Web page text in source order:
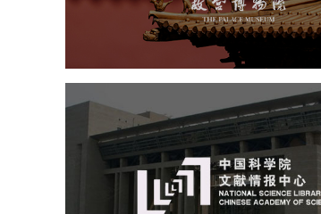
博物馆网站建设
景区网站建设
万能专题
网站代运营
中国科学院文献情
机构组织 网站建设
虚拟